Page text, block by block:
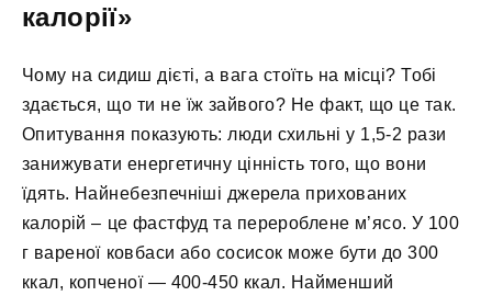
калорії»
Чому на сидиш дієті, а вага стоїть на місці? Тобі
здається, що ти не їж зайвого? Не факт, що це так.
Опитування показують: люди схильні у 1,5-2 рази
занижувати енергетичну цінність того, що вони
їдять. Найнебезпечніші джерела прихованих
калорій – це фастфуд та перероблене м’ясо. У 100
г вареної ковбаси або сосисок може бути до 300
ккал, копченої — 400-450 ккал. Найменший